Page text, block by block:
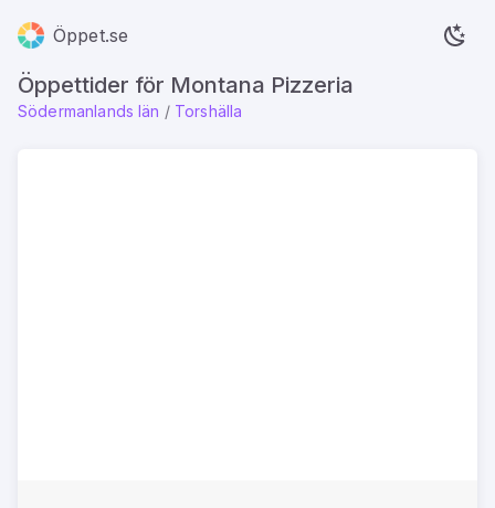
Öppet.se
Öppettider för Montana Pizzeria
Södermanlands län / Torshälla